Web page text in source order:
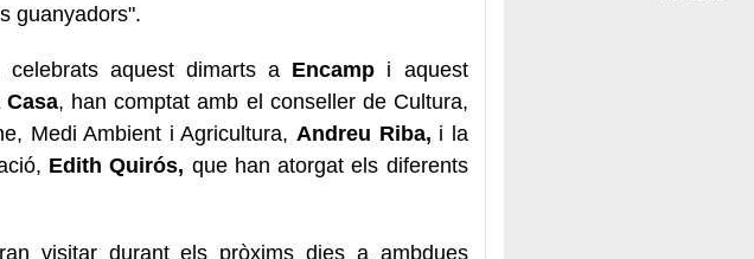
guanyadors".
aquest dimarts a Encamp i aquest
Casa, han comptat amb el conseller de Cultura,
Medi Ambient i Agricultura, Andreu Riba, i la
Edith Quirós, que han atorgat els diferents
visitar durant els pròxims dies a ambdues